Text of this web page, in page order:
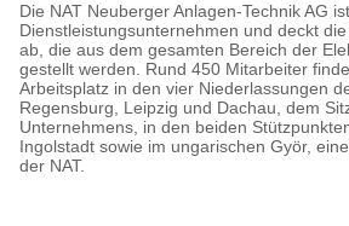
Die NAT Neuberger Anlagen-Technik AG
Dienstleistungsunternehmen und deckt
ab, die aus dem gesamten Bereich der
gestellt werden. Rund 450 Mitarbeiter
Arbeitsplatz in den vier Niederlassungen
Regensburg, Leipzig und Dachau, dem
Unternehmens, in den beiden
Ingolstadt sowie im ungarischen Györ,
der NAT.